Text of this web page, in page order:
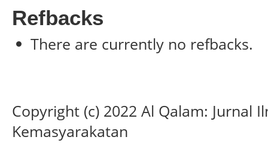
Refbacks
There are currently no refbacks.
Copyright (c) 2022 Al Qalam: Jurnal
Kemasyarakatan